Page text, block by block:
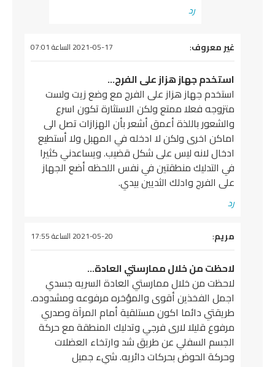
رد
يقول
غير معروف: 2021-05-17 الساعة 07:01
استخدم جهاز هزاز على الفرج…
استخدم جهاز هزاز على الفرج مع وضع زيت ولست
متزوجه فعلا ممتع ولكن الاستثارة تكون اسرع
والشعور باللذة أعمق أشعر بأن الهزازات تصل الى
اماكن اخرى ولكن لا ادخله في المهبل ولا أستطيع
ادخال لانه ليس على شكل قضيب. ويساعدني كثيرا
في التدليك منطقتين في نفس اللحظه أضع الجهاز
على الفرج وادلك الثديين بيدي.
رد
يقول
مريم: 2021-05-20 الساعة 17:55
لاحظت من خلال ممارستي العادة…
لاحظت من خلال ممارستي العادة السريه جسدي
اجمل الفخذين أقوى والمؤخره مرفوعه ومشدوده.
طريقتي دائما اكون مستلقية أمام المرآة وصدري
مرفوع قليلا لارى فرجي وتدليك المنطقة مع حركة
الجسم السفلي عن طريق شد وارتخاء العضلات
وحركة الحوض بحركات دائريه. شيء جميل